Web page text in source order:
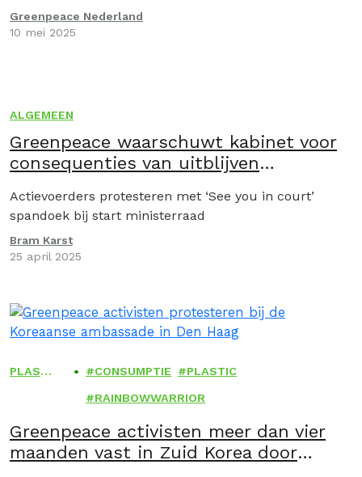
Greenpeace Nederland
10 mei 2025
ALGEMEEN
Greenpeace waarschuwt kabinet voor
consequenties van uitblijven
Actievoerders protesteren met ‘See you in court’
spandoek bij start ministerraad
Bram Karst
25 april 2025
PLASTI
CONSUMPTIE PLASTIC
RAINBOWWARRIOR
Greenpeace activisten meer dan vier
maanden vast in Zuid Korea door